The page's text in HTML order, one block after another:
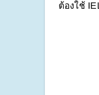
ต้องใช้